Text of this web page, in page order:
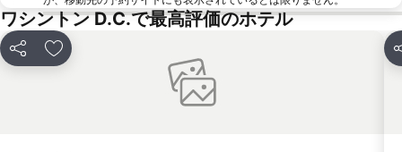
ワシントン D.C.で最高評価のホテル
シェア お気に入りに追加